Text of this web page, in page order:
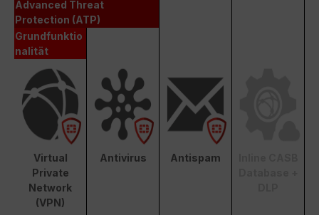
Advanced Threat
Protection (ATP)
Grundfunktio
nalität
Virtual
Private
Network
(VPN)
Antivirus Antispam